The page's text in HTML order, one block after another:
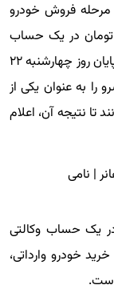
مرحله فروش خودرو
بلوکه کردن ۵۰۰ میلیون تومان در یک حساب
وکالتی شده نزد بانک های منتخب، می‌توانند تا پایان روز چهارشنبه ۲۲
به عنوان یکی از
تا نتیجه آن، اعلام
میلیون تومان در یک حساب وکالتی
خودرو وارداتی،